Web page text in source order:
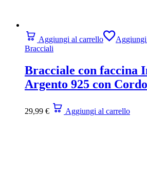
Aggiungi al carrello
Bracciali
Bracciale con faccina
Argento 925 con
29,99 € Aggiungi al carrello